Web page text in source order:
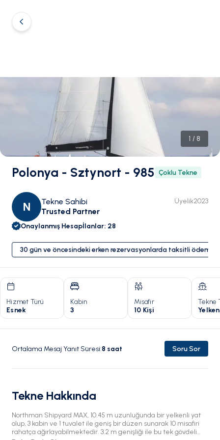
1 / 8
Polonya - Sztynort - 985 Çoklu Tekne
N
Tekne Sahibi
Trusted Partner
Üyelik2023
Onaylanmış Hesapİlanlar: 28
30 gün ve öncesindeki erken rezervasyonlarda taksitli ödeme
Hizmet Türü
Esnek
Kabin
3
Misafir
10 Kişi
Tekne
Ortalama Mesaj Yanıt Süresi:8 saat Soru Sor
Tekne Hakkında
Northman Shipyard MAX, 10.45 m uzunluğunda bir yelkenli yat
olup, 3 kabin ve 1 tuvalet ile geniş bir düzen sunarak 10 misafiri
rahatça ağırlayabilmektedir. 3.2 m genişliği ile bu tek gövdeli